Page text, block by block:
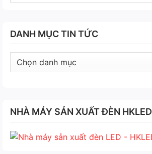
DANH MỤC TIN TỨC
Danh
NHÀ MÁY SẢN XUẤT ĐÈN HKLED